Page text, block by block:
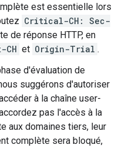
est essentielle lors
Critical-CH: Sec-
de réponse HTTP, en
CH et Origin-Trial .
d'évaluation de
suggérons d'autoriser
à la chaîne user-
pas l'accès à la
aux domaines tiers, leur
complète sera bloqué,